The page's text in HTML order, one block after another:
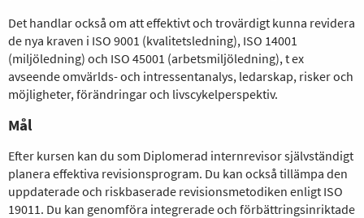
Det handlar också om att effektivt och trovärdigt kunna revidera
de nya kraven i ISO 9001 (kvalitetsledning), ISO 14001
(miljöledning) och ISO 45001 (arbetsmiljöledning), t ex
avseende omvärlds- och intressentanalys, ledarskap, risker och
möjligheter, förändringar och livscykelperspektiv.
Mål
Efter kursen kan du som Diplomerad internrevisor självständigt
planera effektiva revisionsprogram. Du kan också tillämpa den
uppdaterade och riskbaserade revisionsmetodiken enligt ISO
19011. Du kan genomföra integrerade och förbättringsinriktade